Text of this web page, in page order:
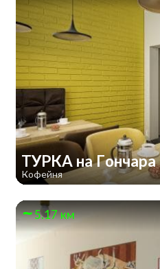
ТУРКА на Гончара
Кофейня
5.17 км